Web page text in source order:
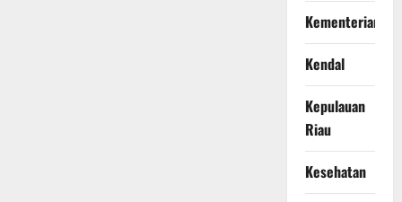
Kementerian
Kendal
Kepulauan
Riau
Kesehatan